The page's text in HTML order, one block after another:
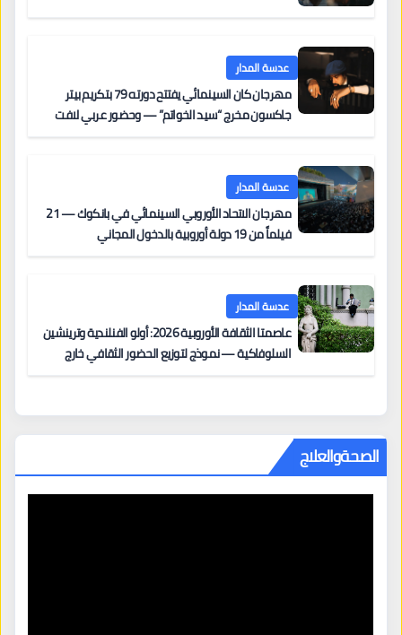
عدسة المدار
مهرجان كان السينمائي يفتتح دورته 79 بتكريم بيتر
جاكسون مخرج “سيد الخواتم” — وحضور عربي لافت
عدسة المدار
مهرجان الاتحاد الأوروبي السينمائي في بانكوك — 21
فيلماً من 19 دولة أوروبية بالدخول المجاني
عدسة المدار
عاصمتا الثقافة الأوروبية 2026: أولو الفنلندية وترينشين
السلوفاكية — نموذج لتوزيع الحضور الثقافي خارج
الصحةوالعلاج